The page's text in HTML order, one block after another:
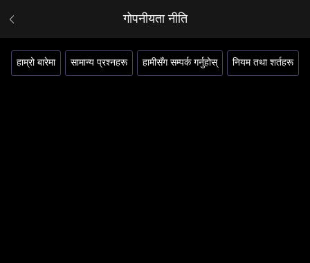
गोपनीयता नीति
हाम्रो बारेमा सामान्य प्रश्नहरू हामीसँग सम्पर्क गर्नुहोस् नियम तथा शर्तहरू